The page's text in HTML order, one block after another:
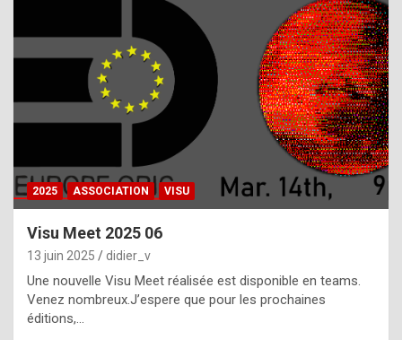
h
a
t
t
2025 ASSOCIATION VISU
Visu Meet 2025 06
13 juin 2025 didier_v
Une nouvelle Visu Meet réalisée est disponible en teams.
Venez nombreux.J’espere que pour les prochaines
éditions,…